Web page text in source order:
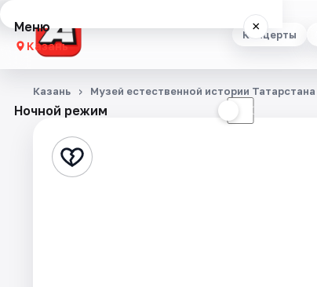
Концерты
Меню ×
Казань
Концерты
Стендап
Ночной режим ☾
Казань Музей естественной истории Татарстана